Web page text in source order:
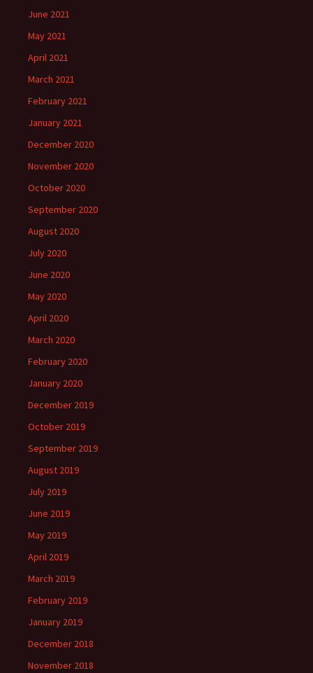
June 2021
May 2021
April 2021
March 2021
February 2021
January 2021
December 2020
November 2020
October 2020
September 2020
August 2020
July 2020
June 2020
May 2020
April 2020
March 2020
February 2020
January 2020
December 2019
October 2019
September 2019
August 2019
July 2019
June 2019
May 2019
April 2019
March 2019
February 2019
January 2019
December 2018
November 2018